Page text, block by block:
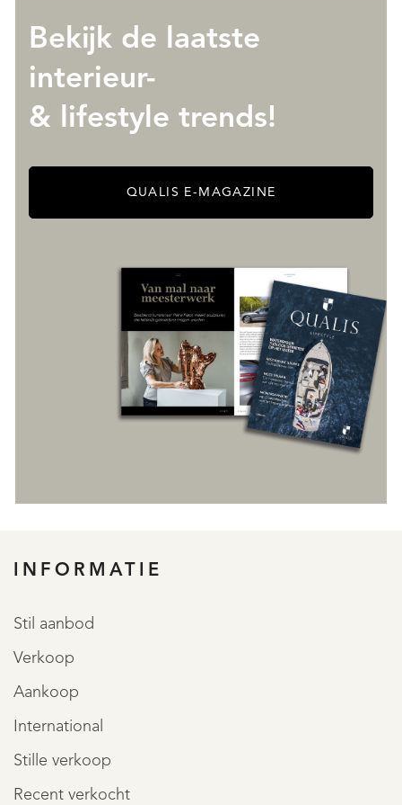
Bekijk de laatste
interieur-
& lifestyle trends!
QUALIS E-MAGAZINE
INFORMATIE
Stil aanbod
Verkoop
Aankoop
International
Stille verkoop
Recent verkocht
REGISTREER